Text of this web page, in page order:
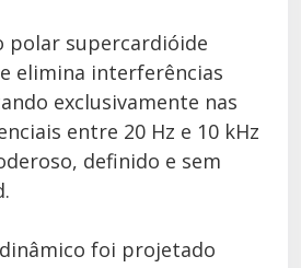
polar supercardióide
elimina interferências
exclusivamente nas
entre 20 Hz e 10 kHz
definido e sem
foi projetado